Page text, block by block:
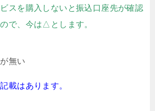
スを購入しないと振込口座先が確認
で、今は△とします。
無い
載はあります。